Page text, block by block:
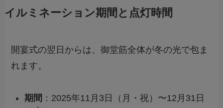
イルミネーション期間と点灯時間
開宴式の翌日からは、御堂筋全体が冬の光で包ま
れます。
期間 ：2025年11月3日（月・祝）〜12月31日